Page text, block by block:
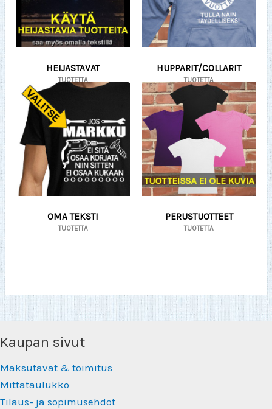
HEIJASTAVAT
TUOTETTA
HUPPARIT/COLLARIT
TUOTETTA
OMA TEKSTI
TUOTETTA
PERUSTUOTTEET
TUOTETTA
Kaupan sivut
Maksutavat & toimitus
Mittataulukko
Tilaus- ja sopimusehdot